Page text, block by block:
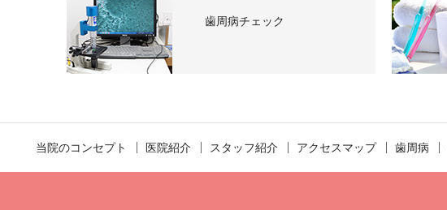
歯周病チェック
当院のコンセプト 医院紹介 スタッフ紹介 アクセスマップ 歯周病